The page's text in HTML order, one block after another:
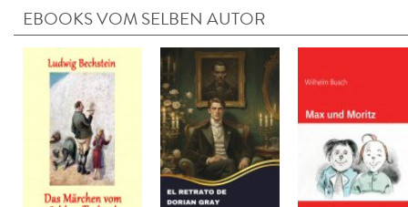
EBOOKS VOM SELBEN AUTOR